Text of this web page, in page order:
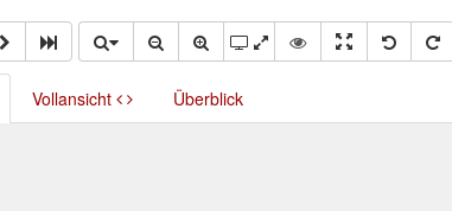
Vollansicht Überblick